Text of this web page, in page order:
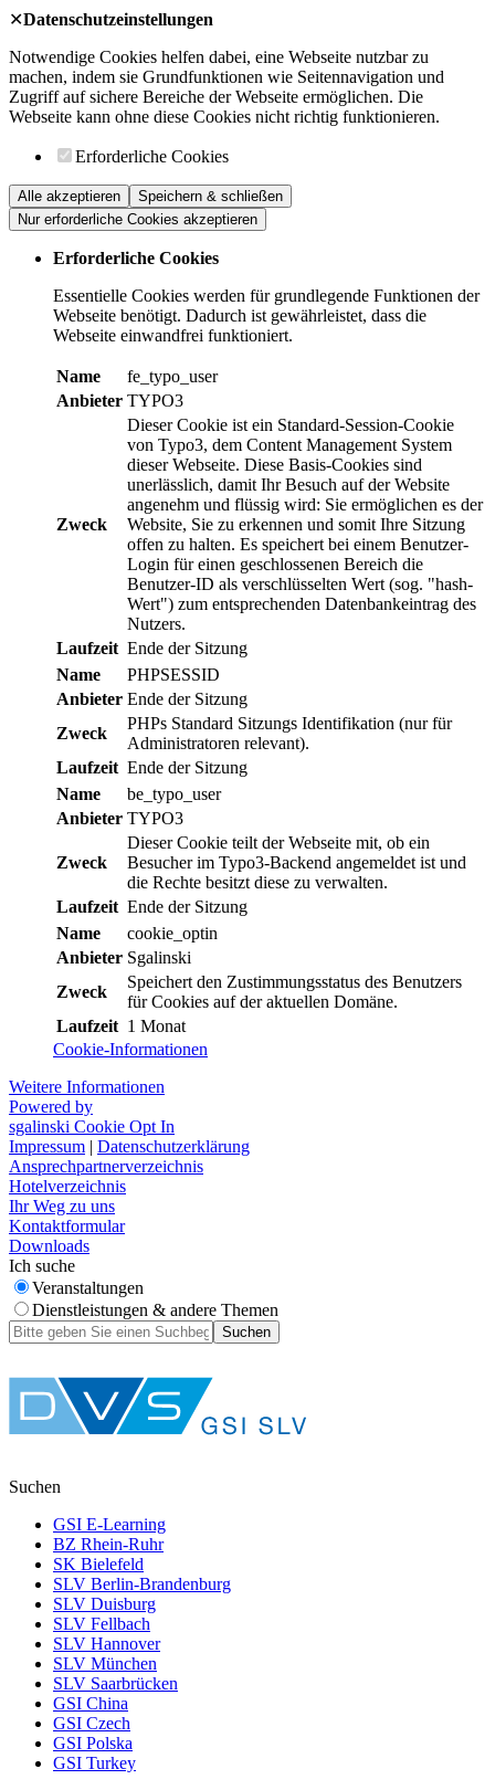
✕Datenschutzeinstellungen
Notwendige Cookies helfen dabei, eine Webseite nutzbar zu
machen, indem sie Grundfunktionen wie Seitennavigation und
Zugriff auf sichere Bereiche der Webseite ermöglichen. Die
Webseite kann ohne diese Cookies nicht richtig funktionieren.
Erforderliche Cookies
Alle akzeptieren
Speichern & schließen
Nur erforderliche Cookies akzeptieren
Erforderliche Cookies
Essentielle Cookies werden für grundlegende Funktionen der
Webseite benötigt. Dadurch ist gewährleistet, dass die
Webseite einwandfrei funktioniert.
Name
fe_typo_user
Anbieter TYPO3
Zweck
Dieser Cookie ist ein Standard-Session-Cookie
von Typo3, dem Content Management System
dieser Webseite. Diese Basis-Cookies sind
unerlässlich, damit Ihr Besuch auf der Website
angenehm und flüssig wird: Sie ermöglichen es der
Website, Sie zu erkennen und somit Ihre Sitzung
offen zu halten. Es speichert bei einem Benutzer-
Login für einen geschlossenen Bereich die
Benutzer-ID als verschlüsselten Wert (sog. "hash-
Wert") zum entsprechenden Datenbankeintrag des
Nutzers.
Laufzeit Ende der Sitzung
Name
PHPSESSID
Anbieter Ende der Sitzung
Zweck
PHPs Standard Sitzungs Identifikation (nur für
Administratoren relevant).
Laufzeit Ende der Sitzung
Name
be_typo_user
Anbieter TYPO3
Zweck
Dieser Cookie teilt der Webseite mit, ob ein
Besucher im Typo3-Backend angemeldet ist und
die Rechte besitzt diese zu verwalten.
Laufzeit Ende der Sitzung
Name
cookie_optin
Anbieter Sgalinski
Zweck
Speichert den Zustimmungsstatus des Benutzers
für Cookies auf der aktuellen Domäne.
Laufzeit 1 Monat
Cookie-Informationen
Weitere Informationen
Powered by
sgalinski Cookie Opt In
Impressum | Datenschutzerklärung
Ansprechpartnerverzeichnis
Hotelverzeichnis
Ihr Weg zu uns
Kontaktformular
Downloads
Ich suche
Veranstaltungen
Dienstleistungen & andere Themen
Suchen
Suchen
GSI E-Learning
BZ Rhein-Ruhr
SK Bielefeld
SLV Berlin-Brandenburg
SLV Duisburg
SLV Fellbach
SLV Hannover
SLV München
SLV Saarbrücken
GSI China
GSI Czech
GSI Polska
GSI Turkey